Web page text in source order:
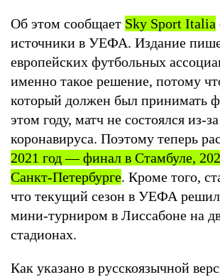
Об этом сообщает Sky Sport Italia
источники в УЕФА. Издание
европейских футбольных
именно такое решение, потому
который должен был принимать
этом году, матч не состоялся из-
коронавируса. Поэтому теперь
2021 год — финал в Стамбуле,
Санкт-Петербурге. Кроме того,
что текущий сезон в УЕФА
мини-турниром в Лиссабоне на
стадионах.
Как указано в русскоязычной